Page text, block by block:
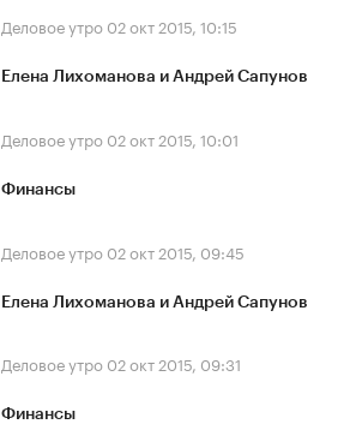
Деловое утро 02 окт 2015, 10:15
Елена Лихоманова и Андрей Сапунов
Деловое утро 02 окт 2015, 10:01
Финансы
Деловое утро 02 окт 2015, 09:45
Елена Лихоманова и Андрей Сапунов
Деловое утро 02 окт 2015, 09:31
Финансы